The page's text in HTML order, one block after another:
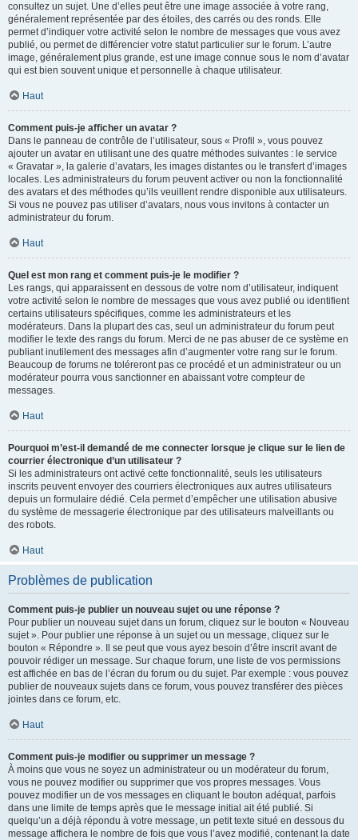
consultez un sujet. Une d’elles peut être une image associée à votre rang,
généralement représentée par des étoiles, des carrés ou des ronds. Elle
permet d’indiquer votre activité selon le nombre de messages que vous avez
publié, ou permet de différencier votre statut particulier sur le forum. L’autre
image, généralement plus grande, est une image connue sous le nom d’avatar
qui est bien souvent unique et personnelle à chaque utilisateur.
Haut
Comment puis-je afficher un avatar ?
Dans le panneau de contrôle de l’utilisateur, sous « Profil », vous pouvez
ajouter un avatar en utilisant une des quatre méthodes suivantes : le service
« Gravatar », la galerie d’avatars, les images distantes ou le transfert d’images
locales. Les administrateurs du forum peuvent activer ou non la fonctionnalité
des avatars et des méthodes qu’ils veuillent rendre disponible aux utilisateurs.
Si vous ne pouvez pas utiliser d’avatars, nous vous invitons à contacter un
administrateur du forum.
Haut
Quel est mon rang et comment puis-je le modifier ?
Les rangs, qui apparaissent en dessous de votre nom d’utilisateur, indiquent
votre activité selon le nombre de messages que vous avez publié ou identifient
certains utilisateurs spécifiques, comme les administrateurs et les
modérateurs. Dans la plupart des cas, seul un administrateur du forum peut
modifier le texte des rangs du forum. Merci de ne pas abuser de ce système en
publiant inutilement des messages afin d’augmenter votre rang sur le forum.
Beaucoup de forums ne toléreront pas ce procédé et un administrateur ou un
modérateur pourra vous sanctionner en abaissant votre compteur de
messages.
Haut
Pourquoi m’est-il demandé de me connecter lorsque je clique sur le lien de
courrier électronique d’un utilisateur ?
Si les administrateurs ont activé cette fonctionnalité, seuls les utilisateurs
inscrits peuvent envoyer des courriers électroniques aux autres utilisateurs
depuis un formulaire dédié. Cela permet d’empêcher une utilisation abusive
du système de messagerie électronique par des utilisateurs malveillants ou
des robots.
Haut
Problèmes de publication
Comment puis-je publier un nouveau sujet ou une réponse ?
Pour publier un nouveau sujet dans un forum, cliquez sur le bouton « Nouveau
sujet ». Pour publier une réponse à un sujet ou un message, cliquez sur le
bouton « Répondre ». Il se peut que vous ayez besoin d’être inscrit avant de
pouvoir rédiger un message. Sur chaque forum, une liste de vos permissions
est affichée en bas de l’écran du forum ou du sujet. Par exemple : vous pouvez
publier de nouveaux sujets dans ce forum, vous pouvez transférer des pièces
jointes dans ce forum, etc.
Haut
Comment puis-je modifier ou supprimer un message ?
À moins que vous ne soyez un administrateur ou un modérateur du forum,
vous ne pouvez modifier ou supprimer que vos propres messages. Vous
pouvez modifier un de vos messages en cliquant le bouton adéquat, parfois
dans une limite de temps après que le message initial ait été publié. Si
quelqu’un a déjà répondu à votre message, un petit texte situé en dessous du
message affichera le nombre de fois que vous l’avez modifié, contenant la date